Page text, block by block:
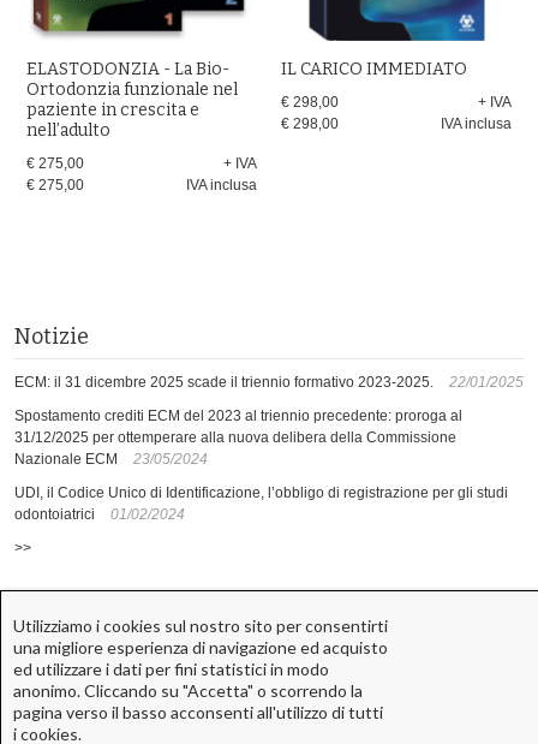
ELASTODONZIA - La Bio-
Ortodonzia funzionale nel
paziente in crescita e
nell’adulto
+ IVA
€ 275,00
IVA inclusa
€ 275,00
IL CARICO IMMEDIATO
+ IVA
€ 298,00
IVA inclusa
€ 298,00
Notizie
ECM: il 31 dicembre 2025 scade il triennio formativo 2023-2025.
22/01/2025
Spostamento crediti ECM del 2023 al triennio precedente: proroga al
31/12/2025 per ottemperare alla nuova delibera della Commissione
Nazionale ECM
23/05/2024
UDI, il Codice Unico di Identificazione, l’obbligo di registrazione per gli studi
odontoiatrici
01/02/2024
>>
ACME
Utilizziamo i cookies sul nostro sito per consentirti
una migliore esperienza di navigazione ed acquisto
ed utilizzare i dati per fini statistici in modo
anonimo. Cliccando su "Accetta" o scorrendo la
pagina verso il basso acconsenti all'utilizzo di tutti
i cookies.